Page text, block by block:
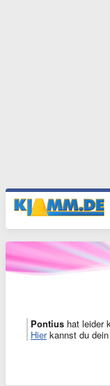
Pontius hat leider
Hierkannst du dein